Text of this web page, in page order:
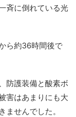
斉に倒れている光
ら約36時間後で
防護装備と酸素ボ
害はあまりにも大
ませんでした。